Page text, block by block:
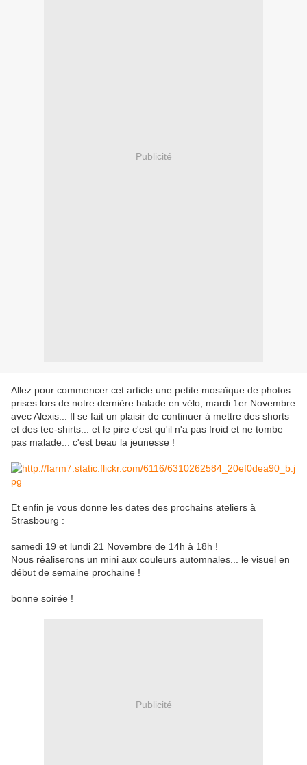
Publicité
Allez pour commencer cet article une petite mosaïque de photos
prises lors de notre dernière balade en vélo, mardi 1er Novembre
avec Alexis... Il se fait un plaisir de continuer à mettre des shorts
et des tee-shirts... et le pire c'est qu'il n'a pas froid et ne tombe
pas malade... c'est beau la jeunesse !
Et enfin je vous donne les dates des prochains ateliers à
Strasbourg :
samedi 19 et lundi 21 Novembre de 14h à 18h !
Nous réaliserons un mini aux couleurs automnales... le visuel en
début de semaine prochaine !
bonne soirée !
Publicité